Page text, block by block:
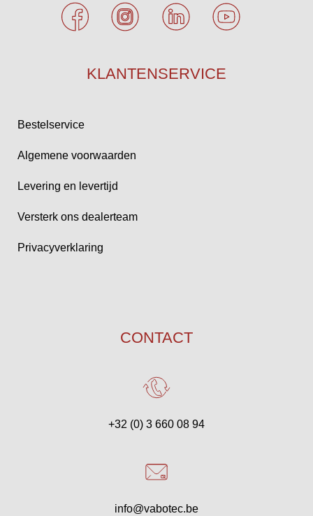
KLANTENSERVICE
Bestelservice
Algemene voorwaarden
Levering en levertijd
Versterk ons dealerteam
Privacyverklaring
CONTACT
+32 (0) 3 660 08 94
info@vabotec.be